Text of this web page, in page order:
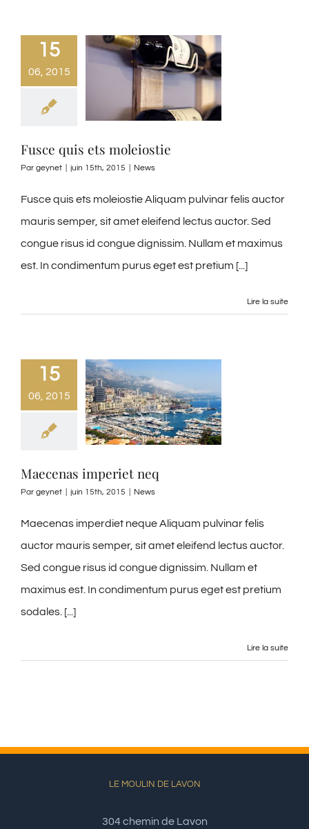
15
06, 2015
Fusce quis ets moleiostie
Par geynet juin 15th, 2015 News
Fusce quis ets moleiostie Aliquam pulvinar felis auctor
mauris semper, sit amet eleifend lectus auctor. Sed
congue risus id congue dignissim. Nullam et maximus
est. In condimentum purus eget est pretium [...]
Lire la suite
15
06, 2015
Maecenas imperiet neq
Par geynet juin 15th, 2015 News
Maecenas imperdiet neque Aliquam pulvinar felis
auctor mauris semper, sit amet eleifend lectus auctor.
Sed congue risus id congue dignissim. Nullam et
maximus est. In condimentum purus eget est pretium
sodales. [...]
Lire la suite
LE MOULIN DE LAVON
304 chemin de Lavon